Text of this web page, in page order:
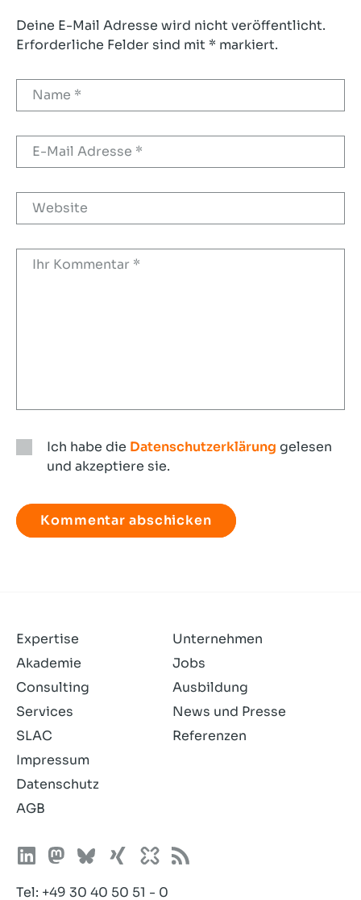
Deine E-Mail Adresse wird nicht veröffentlicht.
Erforderliche Felder sind mit * markiert.
Ich habe die Datenschutzerklärung gelesen
und akzeptiere sie.
habe
die
Expertise
Akademie
Consulting
Services
SLAC
Unternehmen
Jobs
Ausbildung
News und Presse
Referenzen
Impressum
Datenschutz
AGB
Tel: +49 30 40 50 51 - 0